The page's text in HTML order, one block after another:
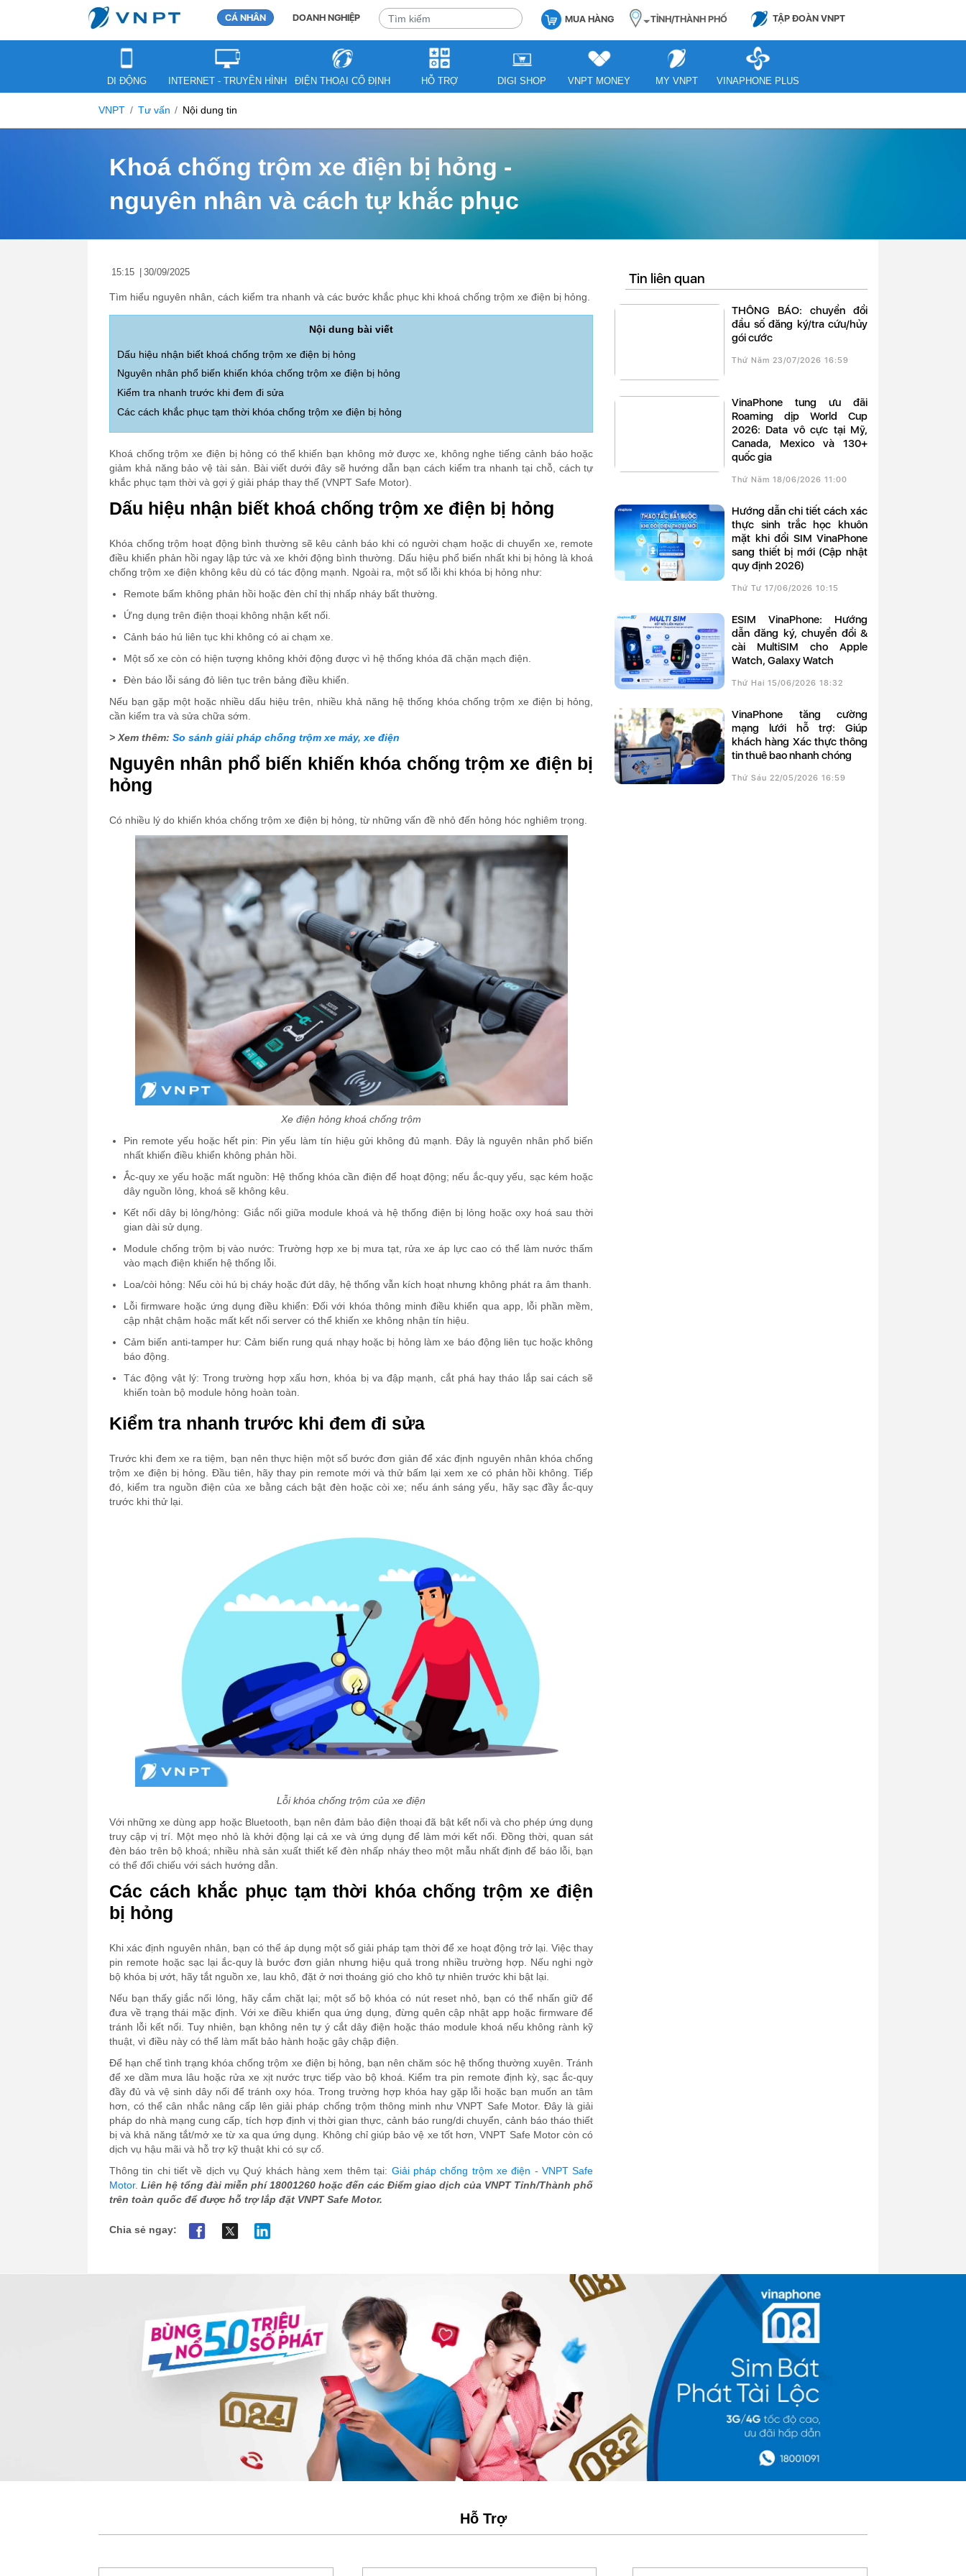
CÁ NHÂN DOANH NGHIỆP MUA HÀNG TỈNH/THÀNH PHỐ TẬP ĐOÀN VNPT
DI ĐỘNG INTERNET - TRUYỀN HÌNH ĐIỆN THOẠI CỐ ĐỊNH HỖ TRỢ DIGI SHOP VNPT MONEY MY VNPT VINAPHONE PLUS
VNPT Tư vấn Nội dung tin
Khoá chống trộm xe điện bị hỏng -
nguyên nhân và cách tự khắc phục
15:15 30/09/2025
Tìm hiểu nguyên nhân, cách kiểm tra nhanh và các bước khắc phục khi khoá chống trộm xe điện bị hỏng.
Nội dung bài viết
Dấu hiệu nhận biết khoá chống trộm xe điện bị hỏng
Nguyên nhân phổ biến khiến khóa chống trộm xe điện bị hỏng
Kiểm tra nhanh trước khi đem đi sửa
Các cách khắc phục tạm thời khóa chống trộm xe điện bị hỏng
Khoá chống trộm xe điện bị hỏng có thể khiến bạn không mở được xe, không nghe tiếng cảnh báo hoặc
giảm khả năng bảo vệ tài sản. Bài viết dưới đây sẽ hướng dẫn bạn cách kiểm tra nhanh tại chỗ, cách tự
khắc phục tạm thời và gợi ý giải pháp thay thế (VNPT Safe Motor).
Dấu hiệu nhận biết khoá chống trộm xe điện bị hỏng
Khóa chống trộm hoạt động bình thường sẽ kêu cảnh báo khi có người chạm hoặc di chuyển xe, remote
điều khiển phản hồi ngay lập tức và xe khởi động bình thường. Dấu hiệu phổ biến nhất khi bị hỏng là khoá
chống trộm xe điện không kêu dù có tác động mạnh. Ngoài ra, một số lỗi khi khóa bị hỏng như:
Remote bấm không phản hồi hoặc đèn chỉ thị nhấp nháy bất thường.
Ứng dụng trên điện thoại không nhận kết nối.
Cảnh báo hú liên tục khi không có ai chạm xe.
Một số xe còn có hiện tượng không khởi động được vì hệ thống khóa đã chặn mạch điện.
Đèn báo lỗi sáng đỏ liên tục trên bảng điều khiển.
Nếu bạn gặp một hoặc nhiều dấu hiệu trên, nhiều khả năng hệ thống khóa chống trộm xe điện bị hỏng,
cần kiểm tra và sửa chữa sớm.
> Xem thêm: So sánh giải pháp chống trộm xe máy, xe điện
Nguyên nhân phổ biến khiến khóa chống trộm xe điện bị
hỏng
Có nhiều lý do khiến khóa chống trộm xe điện bị hỏng, từ những vấn đề nhỏ đến hỏng hóc nghiêm trọng.
Xe điện hỏng khoá chống trộm
Pin remote yếu hoặc hết pin: Pin yếu làm tín hiệu gửi không đủ mạnh. Đây là nguyên nhân phổ biến
nhất khiến điều khiển không phản hồi.
Ắc-quy xe yếu hoặc mất nguồn: Hệ thống khóa cần điện để hoạt động; nếu ắc-quy yếu, sạc kém hoặc
dây nguồn lỏng, khoá sẽ không kêu.
Kết nối dây bị lỏng/hỏng: Giắc nối giữa module khoá và hệ thống điện bị lỏng hoặc oxy hoá sau thời
gian dài sử dụng.
Module chống trộm bị vào nước: Trường hợp xe bị mưa tạt, rửa xe áp lực cao có thể làm nước thấm
vào mạch điện khiến hệ thống lỗi.
Loa/còi hỏng: Nếu còi hú bị cháy hoặc đứt dây, hệ thống vẫn kích hoạt nhưng không phát ra âm thanh.
Lỗi firmware hoặc ứng dụng điều khiển: Đối với khóa thông minh điều khiển qua app, lỗi phần mềm,
cập nhật chậm hoặc mất kết nối server có thể khiến xe không nhận tín hiệu.
Cảm biến anti-tamper hư: Cảm biến rung quá nhạy hoặc bị hỏng làm xe báo động liên tục hoặc không
báo động.
Tác động vật lý: Trong trường hợp xấu hơn, khóa bị va đập mạnh, cắt phá hay tháo lắp sai cách sẽ
khiến toàn bộ module hỏng hoàn toàn.
Kiểm tra nhanh trước khi đem đi sửa
Trước khi đem xe ra tiệm, bạn nên thực hiện một số bước đơn giản để xác định nguyên nhân khóa chống
trộm xe điện bị hỏng. Đầu tiên, hãy thay pin remote mới và thử bấm lại xem xe có phản hồi không. Tiếp
đó, kiểm tra nguồn điện của xe bằng cách bật đèn hoặc còi xe; nếu ánh sáng yếu, hãy sạc đầy ắc-quy
trước khi thử lại.
Lỗi khóa chống trộm của xe điện
Với những xe dùng app hoặc Bluetooth, bạn nên đảm bảo điện thoại đã bật kết nối và cho phép ứng dụng
truy cập vị trí. Một mẹo nhỏ là khởi động lại cả xe và ứng dụng để làm mới kết nối. Đồng thời, quan sát
đèn báo trên bộ khoá; nhiều nhà sản xuất thiết kế đèn nhấp nháy theo một mẫu nhất định để báo lỗi, bạn
có thể đối chiếu với sách hướng dẫn.
Các cách khắc phục tạm thời khóa chống trộm xe điện
bị hỏng
Khi xác định nguyên nhân, bạn có thể áp dụng một số giải pháp tạm thời để xe hoạt động trở lại. Việc thay
pin remote hoặc sạc lại ắc-quy là bước đơn giản nhưng hiệu quả trong nhiều trường hợp. Nếu nghi ngờ
bộ khóa bị ướt, hãy tắt nguồn xe, lau khô, đặt ở nơi thoáng gió cho khô tự nhiên trước khi bật lại.
Nếu bạn thấy giắc nối lỏng, hãy cắm chặt lại; một số bộ khóa có nút reset nhỏ, bạn có thể nhấn giữ để
đưa về trạng thái mặc định. Với xe điều khiển qua ứng dụng, đừng quên cập nhật app hoặc firmware để
tránh lỗi kết nối. Tuy nhiên, bạn không nên tự ý cắt dây điện hoặc tháo module khoá nếu không rành kỹ
thuật, vì điều này có thể làm mất bảo hành hoặc gây chập điện.
Để hạn chế tình trạng khóa chống trộm xe điện bị hỏng, bạn nên chăm sóc hệ thống thường xuyên. Tránh
để xe dầm mưa lâu hoặc rửa xe xịt nước trực tiếp vào bộ khoá. Kiểm tra pin remote định kỳ, sạc ắc-quy
đầy đủ và vệ sinh dây nối để tránh oxy hóa. Trong trường hợp khóa hay gặp lỗi hoặc bạn muốn an tâm
hơn, có thể cân nhắc nâng cấp lên giải pháp chống trộm thông minh như VNPT Safe Motor. Đây là giải
pháp do nhà mạng cung cấp, tích hợp định vị thời gian thực, cảnh báo rung/di chuyển, cảnh báo tháo thiết
bị và khả năng tắt/mở xe từ xa qua ứng dụng. Không chỉ giúp bảo vệ xe tốt hơn, VNPT Safe Motor còn có
dịch vụ hậu mãi và hỗ trợ kỹ thuật khi có sự cố.
Thông tin chi tiết về dịch vụ Quý khách hàng xem thêm tại: Giải pháp chống trộm xe điện - VNPT Safe
Motor.Liên hệ tổng đài miễn phí 18001260 hoặc đến các Điểm giao dịch của VNPT Tỉnh/Thành phố
trên toàn quốc để được hỗ trợ lắp đặt VNPT Safe Motor.
Chia sẻ ngay:
Tin liên quan
THÔNG BÁO: chuyển đổi
đầu số đăng ký/tra cứu/hủy
gói cước
Thứ Năm 23/07/2026 16:59
VinaPhone tung ưu đãi
Roaming dịp World Cup
2026: Data vô cực tại Mỹ,
Canada, Mexico và 130+
quốc gia
Thứ Năm 18/06/2026 11:00
Hướng dẫn chi tiết cách xác
thực sinh trắc học khuôn
mặt khi đổi SIM VinaPhone
sang thiết bị mới (Cập nhật
quy định 2026)
Thứ Tư 17/06/2026 10:15
eSIM VinaPhone: Hướng
dẫn đăng ký, chuyển đổi &
cài MultiSIM cho Apple
Watch, Galaxy Watch
Thứ Hai 15/06/2026 18:32
VinaPhone tăng cường
mạng lưới hỗ trợ: Giúp
khách hàng Xác thực thông
tin thuê bao nhanh chóng
Thứ Sáu 22/05/2026 16:59
Hỗ Trợ